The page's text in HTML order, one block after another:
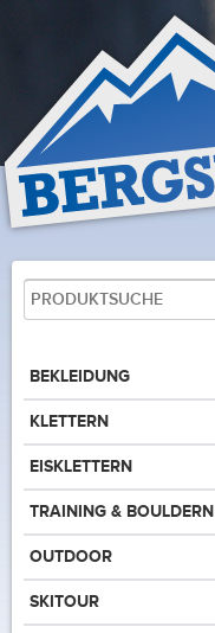
BEKLEIDUNG
KLETTERN
EISKLETTERN
TRAINING & BOULDERN
OUTDOOR
SKITOUR